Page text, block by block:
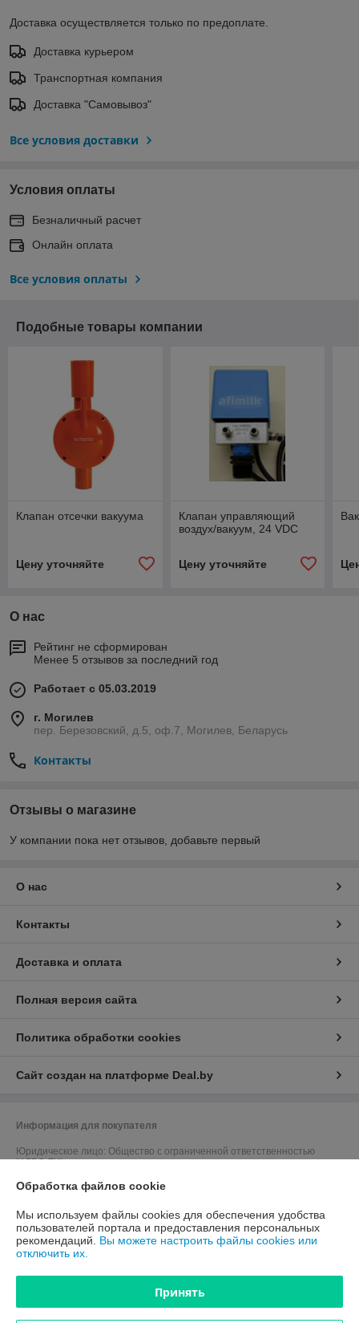
Доставка осуществляется только по предоплате.
Доставка курьером
Транспортная компания
Доставка "Самовывоз"
Все условия доставки
Условия оплаты
Безналичный расчет
Онлайн оплата
Все условия оплаты
Подобные товары компании
Клапан отсечки вакуума
Цену уточняйте
Клапан управляющий
воздух/вакуум, 24 VDC
Цену уточняйте
О нас
Рейтинг не сформирован
Менее 5 отзывов за последний год
Работает с 05.03.2019
г. Могилев
пер. Березовский, д.5, оф.7, Могилев, Беларусь
Контакты
Отзывы о магазине
У компании пока нет отзывов, добавьте первый
О нас
Контакты
Доставка и оплата
Полная версия сайта
Политика обработки cookies
Сайт создан на платформе Deal.by
Информация для покупателя
Юридическое лицо: Общество с ограниченной ответственностью
"АГРО-ТК"
УНП: 791167823
Регистрационный орган: Быховский районный исполнительный
Дата регистрации компании: 28.02.2019
Обработка файлов cookie
Мы используем файлы cookies для обеспечения удобства
пользователей портала и предоставления персональных
рекомендаций. Вы можете настроить файлы cookies или
отключить их.
Принять